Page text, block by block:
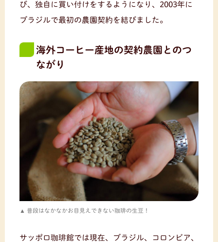
び、独自に買い付けをするようになり、2003年に
ブラジルで最初の農園契約を結びました。
海外コーヒー産地の契約農園とのつ
ながり
普段はなかなかお目見えできない珈琲の生豆！
サッポロ珈琲館では現在、ブラジル、コロンビア、